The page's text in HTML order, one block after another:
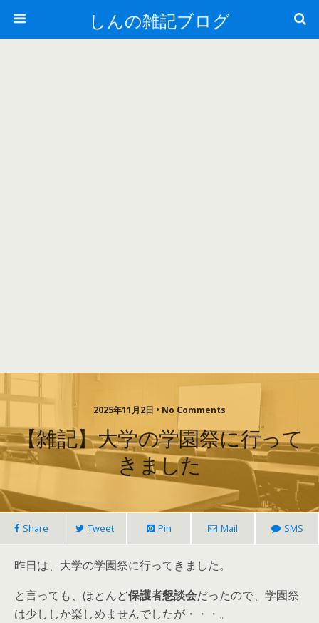
しんの雑記ブログ
2025年11月2日 • No Comments
【雑記】大学の学園祭に行って
きました
Share Tweet Pin Mail SMS
昨日は、大学の学園祭に行ってきました。
と言っても、ほとんど保護者懇談会だったので、学園祭
は少ししか楽しめませんでしたが・・・。